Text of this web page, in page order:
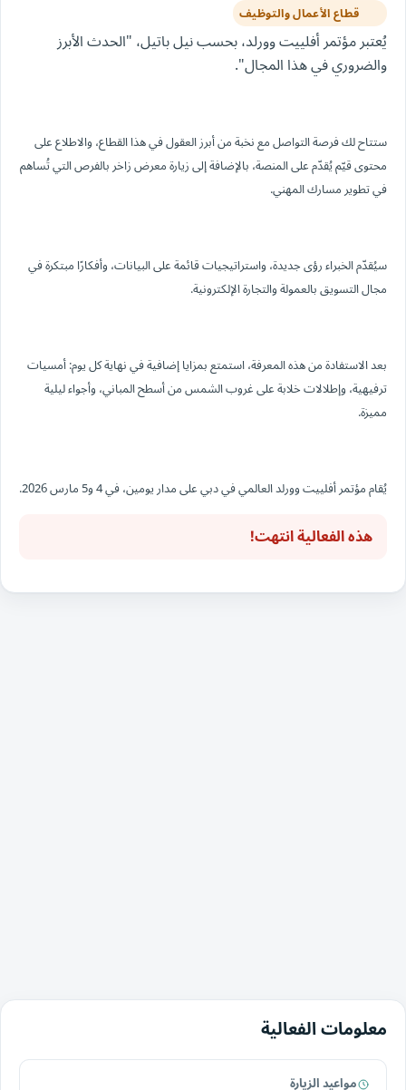
قطاع الأعمال والتوظيف
يُعتبر مؤتمر أفلييت وورلد، بحسب نيل باتيل، "الحدث الأبرز
والضروري في هذا المجال".
ستتاح لك فرصة التواصل مع نخبة من أبرز العقول في هذا القطاع، والاطلاع على
محتوى قيّم يُقدّم على المنصة، بالإضافة إلى زيارة معرض زاخر بالفرص التي تُساهم
في تطوير مسارك المهني.
سيُقدّم الخبراء رؤى جديدة، واستراتيجيات قائمة على البيانات، وأفكارًا مبتكرة في
مجال التسويق بالعمولة والتجارة الإلكترونية.
بعد الاستفادة من هذه المعرفة، استمتع بمزايا إضافية في نهاية كل يوم: أمسيات
ترفيهية، وإطلالات خلابة على غروب الشمس من أسطح المباني، وأجواء ليلية
مميزة.
يُقام مؤتمر أفلييت وورلد العالمي في دبي على مدار يومين، في 4 و5 مارس 2026.
هذه الفعالية انتهت!
معلومات الفعالية
مواعيد الزيارة